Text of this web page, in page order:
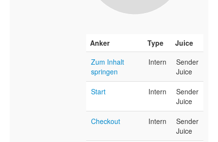
Anker Type
Juice
Zum Inhalt
springen
Intern
Sender
Juice
Start Intern
Sender
Juice
Checkout Intern
Sender
Juice